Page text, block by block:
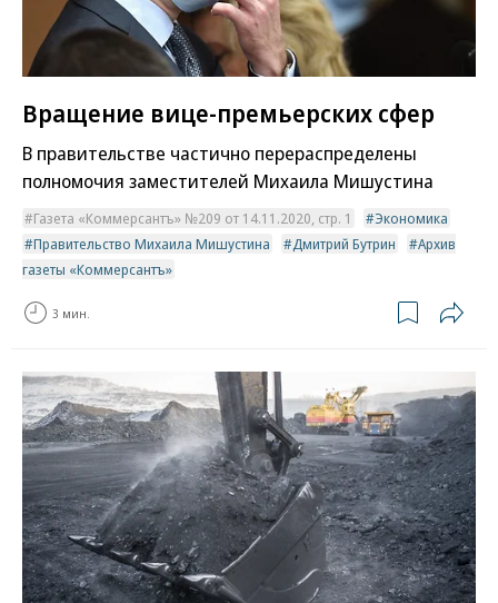
Вращение вице-премьерских сфер
В правительстве частично перераспределены
полномочия заместителей Михаила Мишустина
Газета «Коммерсантъ» №209 от 14.11.2020, стр. 1
Экономика
Правительство Михаила Мишустина
Дмитрий Бутрин
Архив
газеты «Коммерсантъ»
3 мин.